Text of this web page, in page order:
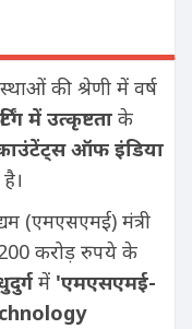
की श्रेणी में वर्ष
में उत्कृष्टता के
ऑफ इंडिया
(एमएसएमई) मंत्री
करोड़ रुपये के
में 'एमएसएमई-